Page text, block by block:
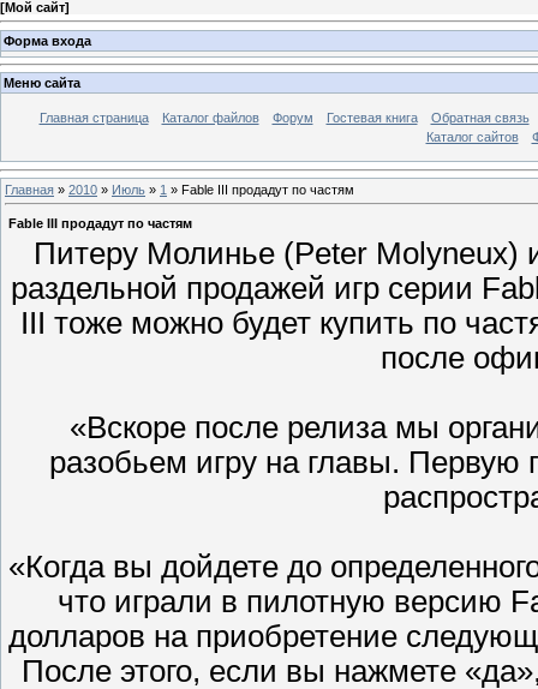
[Мой сайт]
Форма входа
Меню сайта
Главная страница Каталог файлов Форум Гостевая книга
Обратная связь
Каталог сайтов
Главная » 2010 » Июль » 1 » Fable III продадут по частям
Fable III продадут по частям
Питеру Молинье (Peter Molyneux)
раздельной продажей игр серии
III тоже можно будет купить по
после
«Вскоре после релиза мы
разобьем игру на главы. Первую
«Когда вы дойдете до
что играли в пилотную версию
долларов на приобретение
После этого, если вы нажмете